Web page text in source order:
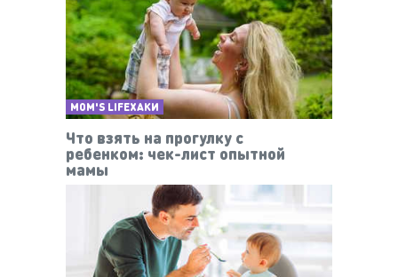
MOM'S LIFEХАКИ
Что взять на прогулку с
ребенком: чек-лист опытной
мамы